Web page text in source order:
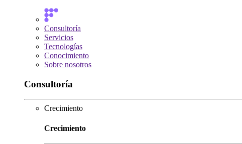
Consultoría
Servicios
Tecnologías
Conocimiento
Sobre nosotros
Consultoría
Crecimiento
Crecimiento